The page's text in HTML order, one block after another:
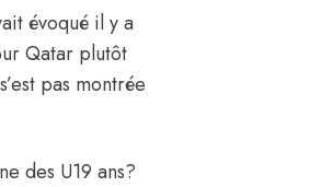
évoqué il y a
Qatar plutôt
pas montrée
des U19 ans?